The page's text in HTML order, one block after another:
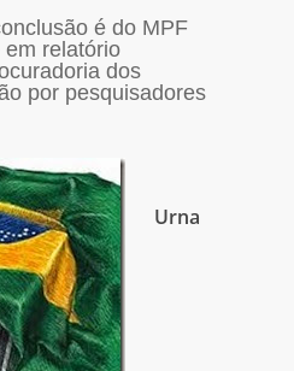
é do MPF
em relatório
dos
por pesquisadores
Urna